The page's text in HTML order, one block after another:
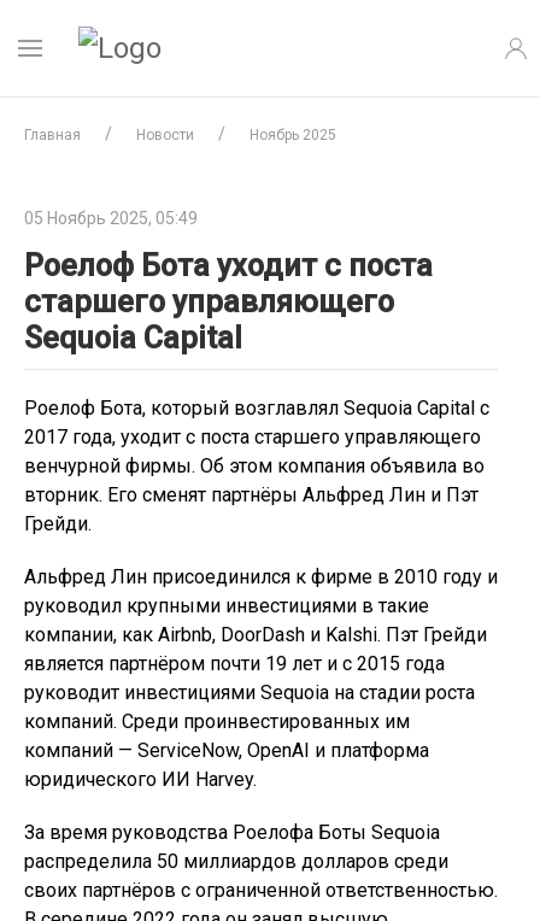
Главная Новости Ноябрь 2025
05 Ноябрь 2025, 05:49
Роелоф Бота уходит с поста
старшего управляющего
Sequoia Capital
Роелоф Бота, который возглавлял Sequoia Capital с
2017 года, уходит с поста старшего управляющего
венчурной фирмы. Об этом компания объявила во
вторник. Его сменят партнёры Альфред Лин и Пэт
Грейди.
Альфред Лин присоединился к фирме в 2010 году и
руководил крупными инвестициями в такие
компании, как Airbnb, DoorDash и Kalshi. Пэт Грейди
является партнёром почти 19 лет и с 2015 года
руководит инвестициями Sequoia на стадии роста
компаний. Среди проинвестированных им
компаний — ServiceNow, OpenAI и платформа
юридического ИИ Harvey.
За время руководства Роелофа Боты Sequoia
распределила 50 миллиардов долларов среди
своих партнёров с ограниченной ответственностью.